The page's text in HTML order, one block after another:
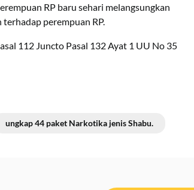
RP baru sehari melangsungkan
perempuan RP.
112 Juncto Pasal 132 Ayat 1 UU No 35
ungkap 44 paket Narkotika jenis Shabu.